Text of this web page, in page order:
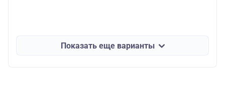
Показать еще варианты